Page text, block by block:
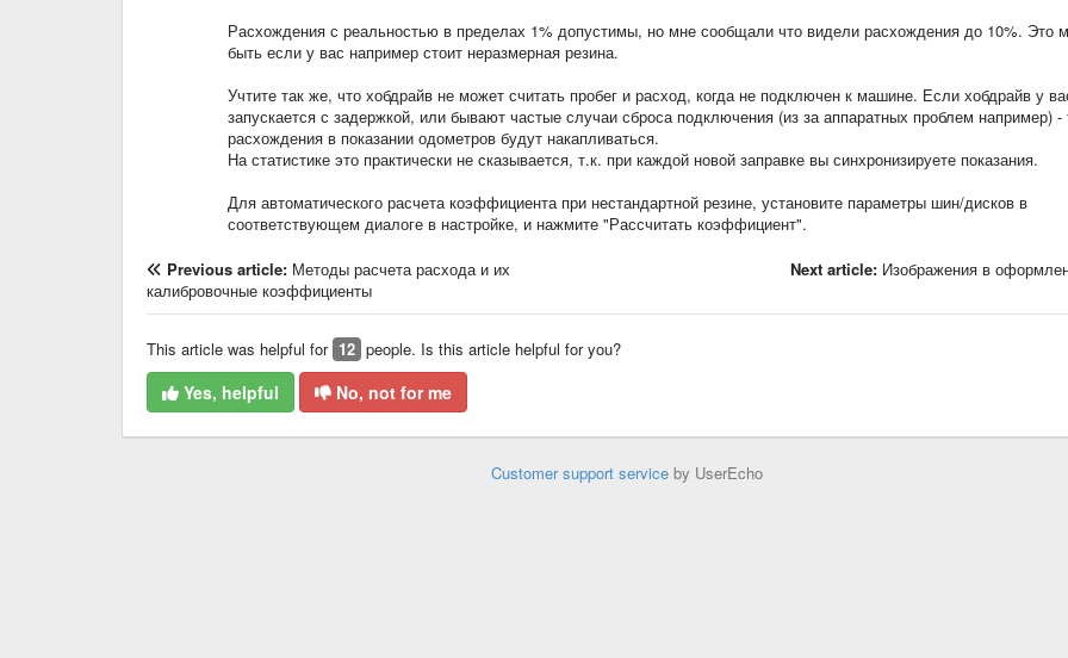
Расхождения с реальностью в пределах 1% допустимы, но мне сообщали что видели расхождения до 10%. Это
быть если у вас например стоит неразмерная резина.
Учтите так же, что хобдрайв не может считать пробег и расход, когда не подключен к машине. Если хобдрайв у
запускается с задержкой, или бывают частые случаи сброса подключения (из за аппаратных проблем например) -
расхождения в показании одометров будут накапливаться.
На статистике это практически не сказывается, т.к. при каждой новой заправке вы синхронизируете показания.
Для автоматического расчета коэффициента при нестандартной резине, установите параметры шин/дисков в
соответствующем диалоге в настройке, и нажмите "Рассчитать коэффициент".
Previous article: Методы расчета расхода и их
калибровочные коэффициенты
Next article: Изображения в
This article was helpful for 12 people. Is this article helpful for you?
Yes, helpful No, not for me
Customer support serviceby UserEcho